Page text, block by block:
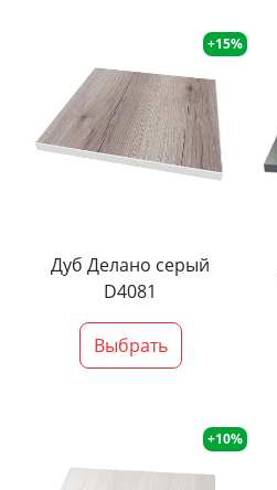
+15%
Дуб Делано серый
D4081
Выбрать
+10%